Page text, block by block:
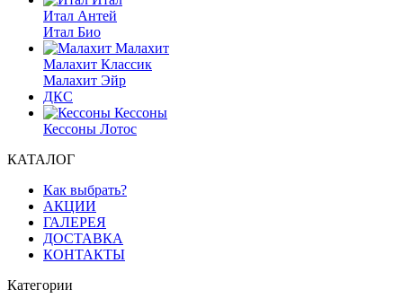
Итал Антей
Итал Био
Малахит
Малахит Классик
Малахит Эйр
ДКС
Кессоны
Кессоны Лотос
КАТАЛОГ
Как выбрать?
АКЦИИ
ГАЛЕРЕЯ
ДОСТАВКА
КОНТАКТЫ
Категории